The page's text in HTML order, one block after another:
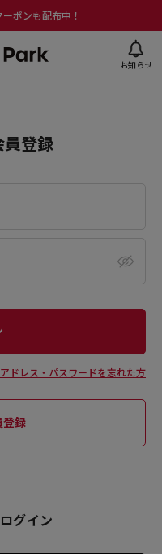
ポンも配布中！
お知らせ
員登録
ドレス・パスワードを忘れた方
登録
グイン